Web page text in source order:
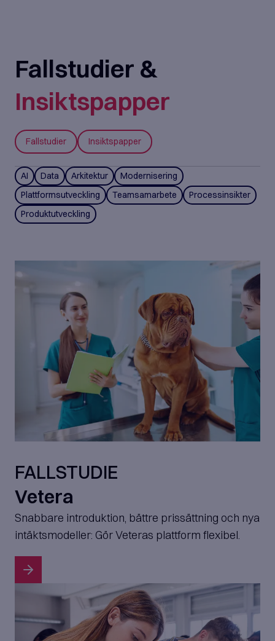
Fallstudier &
Insiktspapper
Fallstudier Insiktspapper
AI Data Arkitektur
Modernisering
Plattformsutveckling
Teamsamarbete
Processinsikter
Produktutveckling
FALLSTUDIE
Vetera
Snabbare introduktion, bättre prissättning och nya
intäktsmodeller: Gör Veteras plattform flexibel.